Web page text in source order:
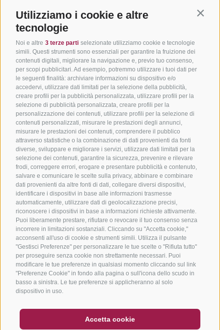
Utilizziamo i cookie e altre
tecnologie
Noi e altre 3 terze parti selezionate utilizziamo cookie e tecnologie
simili. Questi strumenti sono essenziali per garantire la fruizione dei
contenuti digitali, migliorare la navigazione e, previo tuo consenso,
per scopi pubblicitari. Ad esempio, potremmo utilizzare i tuoi dati per
le seguenti finalità: archiviare informazioni su dispositivo e/o
accedervi, utilizzare dati limitati per la selezione della pubblicità,
creare profili per la pubblicità personalizzata, utilizzare profili per la
selezione di pubblicità personalizzata, creare profili per la
personalizzazione dei contenuti, utilizzare profili per la selezione di
contenuti personalizzati, misurare le prestazioni degli annunci,
misurare le prestazioni dei contenuti, comprendere il pubblico
attraverso statistiche o la combinazione di dati provenienti da fonti
diverse, sviluppare e migliorare i servizi, utilizzare dati limitati per la
selezione dei contenuti, garantire la sicurezza, prevenire e rilevare
frodi, correggere errori, erogare e presentare pubblicità e contenuto,
salvare e comunicare le scelte sulla privacy, abbinare e combinare
dati provenienti da altre fonti di dati, collegare diversi dispositivi,
identificare i dispositivi in base alle informazioni trasmesse
automaticamente, utilizzare dati di geolocalizzazione precisi,
riconoscere i dispositivi in base a informazioni richieste attivamente.
Puoi liberamente prestare, rifiutare o revocare il tuo consenso senza
incorrere in limitazioni sostanziali. Cliccando su "Accetta cookie,"
acconsenti all'uso di cookie e strumenti simili. Utilizza il pulsante
"Gestisci Preferenze" per personalizzare le tue scelte o "Rifiuta tutto"
per proseguire senza cookie non strettamente necessari. Puoi
modificare le tue preferenze in qualsiasi momento cliccando sul link
"Preferenze Cookie" in fondo alla pagina o sull'icona dello scudo in
basso a sinistra. Le tue preferenze si applicheranno al solo
dispositivo in uso.
Accetta cookie
NEWSLETTER
SOCIAL WALL METEO